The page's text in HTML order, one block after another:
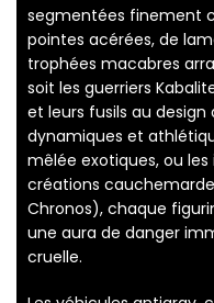
segmentées finement
pointes acérées, de
trophées macabres
soit les guerriers
et leurs fusils au design
dynamiques et
mêlée exotiques, ou
créations
Chronos), chaque
une aura de danger
cruelle.